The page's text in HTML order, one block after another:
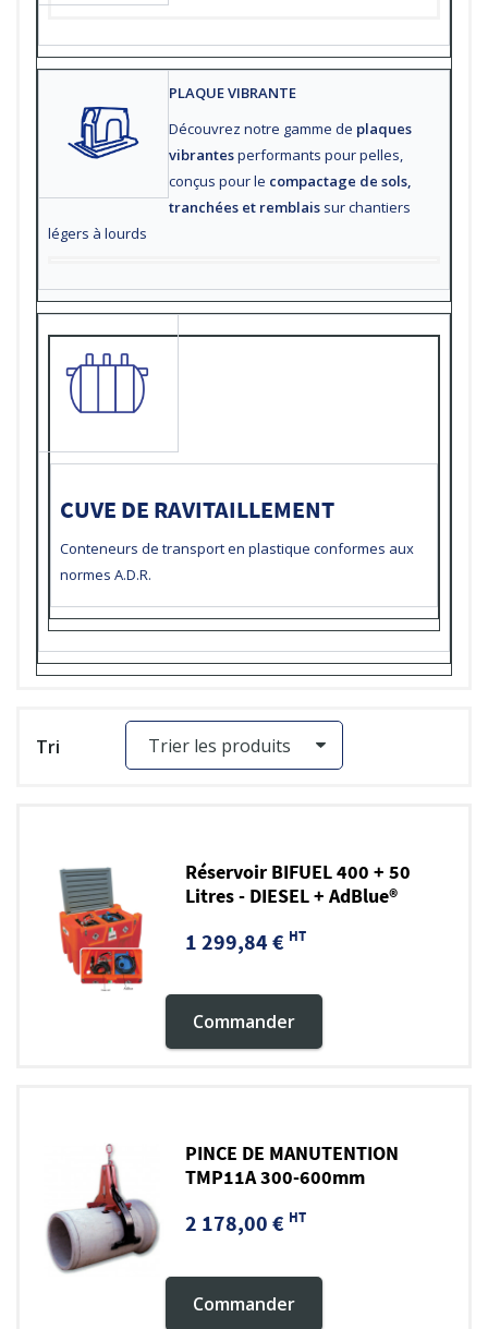
PLAQUE VIBRANTE
Découvrez notre gamme de plaques
vibrantesperformants pour pelles,
conçus pour le compactage de sols,
tranchées et remblais sur chantiers
légers à lourds
CUVE DE RAVITAILLEMENT
Conteneurs de transport en plastique conformes aux
normes A.D.R.
Tri
Réservoir BIFUEL 400 + 50
Litres - DIESEL + AdBlue®
1 299,84 € HT
Commander
PINCE DE MANUTENTION
TMP11A 300-600mm
2 178,00 € HT
Commander